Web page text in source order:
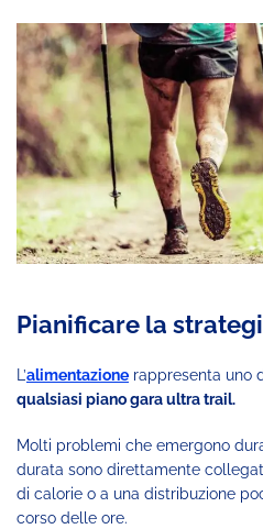
Pianificare la
L’alimentazione rappresenta uno
qualsiasi piano gara ultra trail.
Molti problemi che emergono
durata sono direttamente
di calorie o a una distribuzione
corso delle ore.